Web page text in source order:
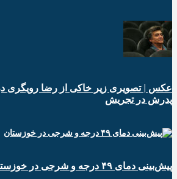
عکس | تصویری زیر خاکی از رضا رویگری در
پدرش در تجریش
پیش‌بینی دمای ۴۹ درجه و شرجی در خوزستان